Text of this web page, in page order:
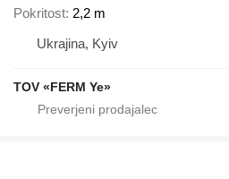
Pokritost 2,2 m
Ukrajina, Kyiv
TOV «FERM Ye»